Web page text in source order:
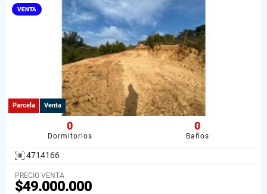
VENTA
Parcela Venta
0
Dormitorios
0
Baños
4714166
PRECIO VENTA
$49.000.000